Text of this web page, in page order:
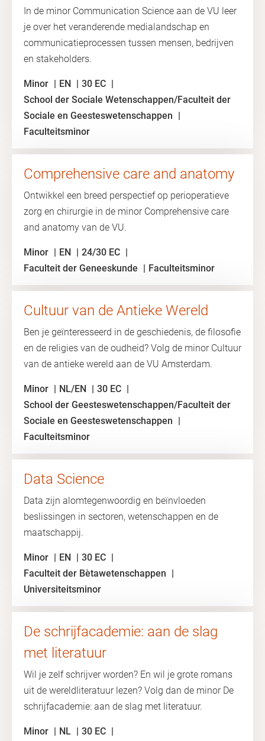
In de minor Communication Science aan de VU leer
je over het veranderende medialandschap en
communicatieprocessen tussen mensen, bedrijven
en stakeholders.
Minor EN
30 EC
School der Sociale Wetenschappen/Faculteit der
Sociale en Geesteswetenschappen
Faculteitsminor
Comprehensive care and anatomy
Ontwikkel een breed perspectief op perioperatieve
zorg en chirurgie in de minor Comprehensive care
and anatomy van de VU.
Minor EN
24/30 EC
Faculteit der Geneeskunde
Faculteitsminor
Cultuur van de Antieke Wereld
Ben je geïnteresseerd in de geschiedenis, de filosofie
en de religies van de oudheid? Volg de minor Cultuur
van de antieke wereld aan de VU Amsterdam.
Minor NL/EN
30 EC
School der Geesteswetenschappen/Faculteit der
Sociale en Geesteswetenschappen
Faculteitsminor
Data Science
Data zijn alomtegenwoordig en beïnvloeden
beslissingen in sectoren, wetenschappen en de
maatschappij.
Minor EN
30 EC
Faculteit der Bètawetenschappen
Universiteitsminor
De schrijfacademie: aan de slag
met literatuur
Wil je zelf schrijver worden? En wil je grote romans
uit de wereldliteratuur lezen? Volg dan de minor De
schrijfacademie: aan de slag met literatuur.
Minor NL
30 EC